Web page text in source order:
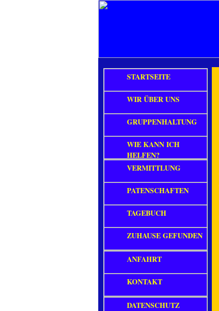
STARTSEITE
WIR ÜBER UNS
GRUPPENHALTUNG
WIE KANN ICH
HELFEN?
VERMITTLUNG
PATENSCHAFTEN
TAGEBUCH
ZUHAUSE GEFUNDEN
ANFAHRT
KONTAKT
DATENSCHUTZ